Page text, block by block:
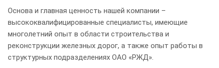
Основа и главная ценность нашей компании –
высококвалифицированные специалисты, имеющие
многолетний опыт в области строительства и
реконструкции железных дорог, а также опыт работы в
структурных подразделениях ОАО «РЖД».